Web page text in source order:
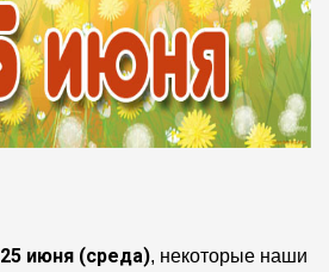
25 июня (среда), некоторые наши